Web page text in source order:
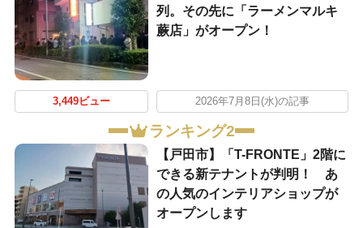
列。その先に「ラーメンマルキ
蕨店」がオープン！
3,449ビュー 2026年7月8日(水)の記事
ランキング2
【戸田市】「T-FRONTE」2階に
できる新テナントが判明！ あ
の人気のインテリアショップが
オープンします